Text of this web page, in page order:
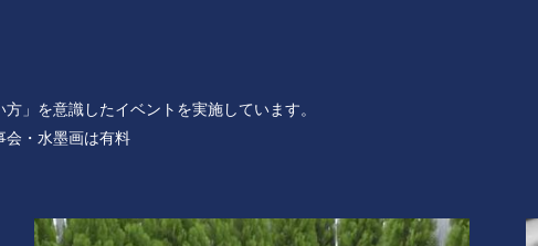
」を意識したイベントを実施しています。
会・水墨画は有料